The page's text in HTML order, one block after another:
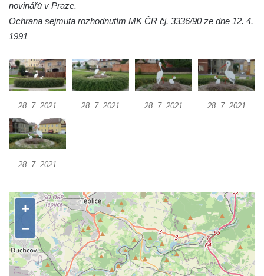
Socha Roháč v ZOO Hluboká
Socha Mystik v ZOO Hluboká
čp. 69/1 v Českých Budějovicích
Socha Jana Valeria Jirsíka u Černé věže v
kostela svatého Mikuláše v Českých
Budějovicích
Socha svatého Jana Nepomuckého u
Budějovicích
Socha S tebou v parku na Senovážném
náměstí v Českých Budějovicích
Socha Tornádo v parku na Senovážném
náměstí v Českých Budějovicích
novinářů v Praze.
Ochrana sejmuta rozhodnutím MK ČR čj. 3336/90 ze dne 12. 4.
1991
28. 7. 2021 28. 7. 2021 28. 7. 2021 28. 7. 2021
28. 7. 2021